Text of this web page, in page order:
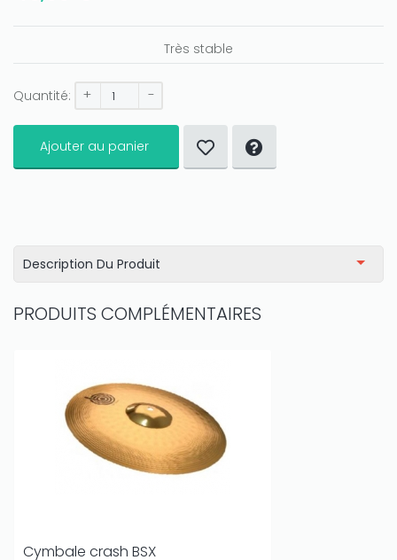
Très stable
Quantité: + -
Ajouter au panier
Description Du Produit
PRODUITS COMPLÉMENTAIRES
Cymbale crash BSX